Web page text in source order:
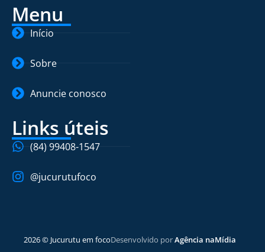
Menu
Início
Sobre
Anuncie conosco
Links úteis
(84) 99408-1547
@jucurutufoco
2026 © Jucurutu em focoDesenvolvido porAgência naMídia